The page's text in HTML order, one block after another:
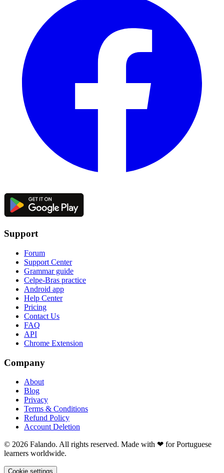
Support
Forum
Support Center
Grammar guide
Celpe-Bras practice
Android app
Help Center
Pricing
Contact Us
FAQ
API
Chrome Extension
Company
About
Blog
Privacy
Terms & Conditions
Refund Policy
Account Deletion
© 2026 Falando. All rights reserved. Made with ❤ for Portuguese
learners worldwide.
Cookie settings